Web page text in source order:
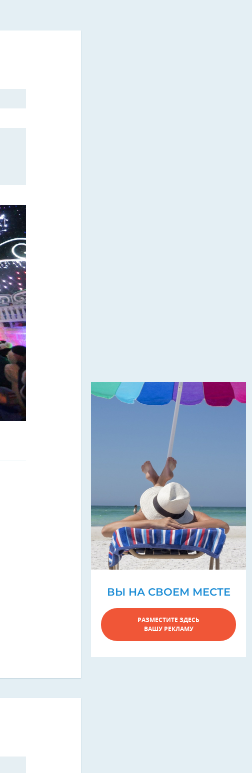
ВЫ НА СВОЕМ МЕСТЕ
РАЗМЕСТИТЕ ЗДЕСЬ
ВАШУ РЕКЛАМУ